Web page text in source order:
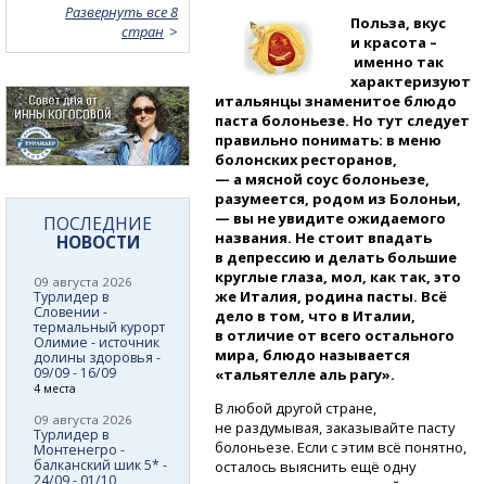
Польза, вкус
и красота –
именно так
характеризуют
итальянцы знаменитое блюдо
паста болоньезе. Но тут следует
правильно понимать: в меню
болонских ресторанов,
— а мясной соус болоньезе,
разумеется, родом из Болоньи,
— вы не увидите ожидаемого
названия. Не стоит впадать
в депрессию и делать большие
круглые глаза, мол, как так, это
же Италия, родина пасты. Всё
дело в том, что в Италии,
в отличие от всего остального
мира, блюдо называется
«тальятелле аль рагу».
В любой другой стране,
не раздумывая, заказывайте пасту
болоньезе. Если с этим всё понятно,
осталось выяснить ещё одну
Развернуть все 8
стран
ПОСЛЕДНИЕ
НОВОСТИ
09 августа 2026
Турлидер в
Словении -
термальный курорт
Олимие - источник
долины здоровья -
09/09 - 16/09
4 места
09 августа 2026
Турлидер в
Монтенегро -
балканский шик 5* -
24/09 - 01/10